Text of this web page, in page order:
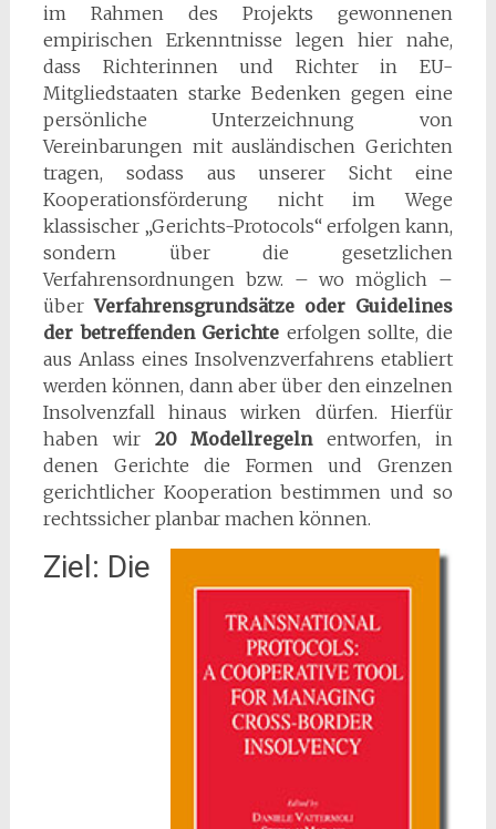
im Rahmen des Projekts gewonnenen
empirischen Erkenntnisse legen hier nahe,
dass Richterinnen und Richter in EU-
Mitgliedstaaten starke Bedenken gegen eine
persönliche Unterzeichnung von
Vereinbarungen mit ausländischen Gerichten
tragen, sodass aus unserer Sicht eine
Kooperationsförderung nicht im Wege
klassischer „Gerichts-Protocols“ erfolgen kann,
sondern über die gesetzlichen
Verfahrensordnungen bzw. – wo möglich –
überVerfahrensgrundsätze oder Guidelines
der betreffenden Gerichte erfolgen sollte, die
aus Anlass eines Insolvenzverfahrens etabliert
werden können, dann aber über den einzelnen
Insolvenzfall hinaus wirken dürfen. Hierfür
haben wir 20 Modellregelnentworfen, in
denen Gerichte die Formen und Grenzen
gerichtlicher Kooperation bestimmen und so
rechtssicher planbar machen können.
Ziel: Die